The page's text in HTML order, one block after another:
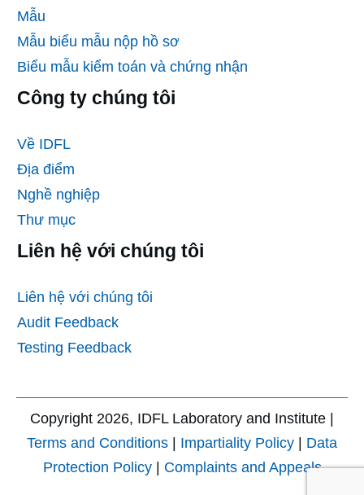
Mẫu
Mẫu biểu mẫu nộp hồ sơ
Biểu mẫu kiểm toán và chứng nhận
Công ty chúng tôi
Về IDFL
Địa điểm
Nghề nghiệp
Thư mục
Liên hệ với chúng tôi
Liên hệ với chúng tôi
Audit Feedback
Testing Feedback
Copyright 2026, IDFL Laboratory and Institute |
Terms and Conditions | Impartiality Policy | Data
Protection Policy| Complaints and Appeals